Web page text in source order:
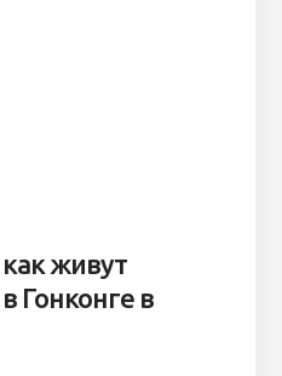
живут
Гонконге в